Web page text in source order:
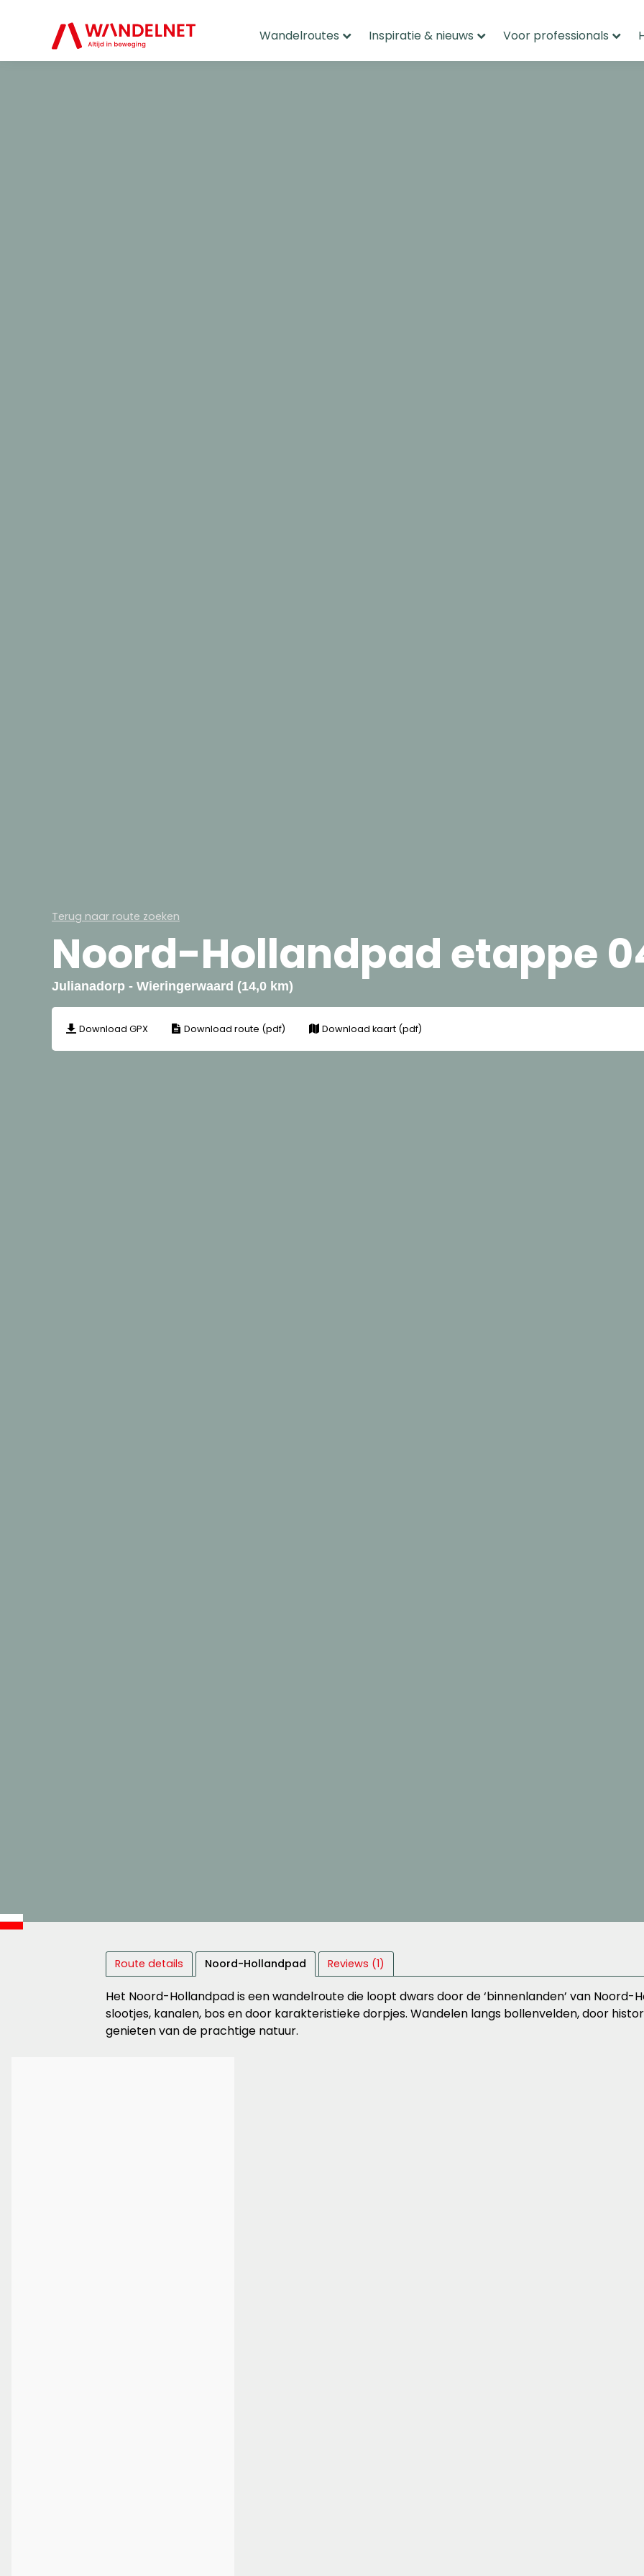
Wandelroutes Inspiratie & nieuws Voor professionals
Terug naar route zoeken
Noord-Hollandpad etappe
Julianadorp - Wieringerwaard (14,0 km)
Download GPX Download route (pdf) Download kaart (pdf)
Route details Noord-Hollandpad Reviews (1)
Het Noord-Hollandpad is een wandelroute die loopt dwars door de ‘binnenlanden’ van Noord-
slootjes, kanalen, bos en door karakteristieke dorpjes. Wandelen langs bollenvelden, door
genieten van de prachtige natuur.